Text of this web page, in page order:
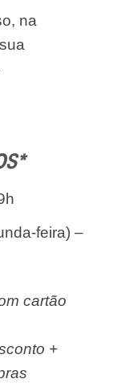
na
feira) –
cartão
+